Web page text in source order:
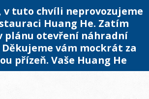
v tuto chvíli neprovozujeme
Huang He. Zatím
plánu otevření náhradní
vám mockrát za
přízeň. Vaše Huang He